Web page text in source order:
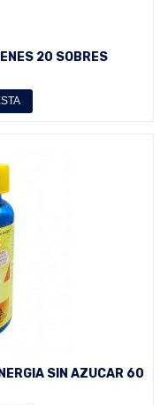
20 SOBRES
SIN AZUCAR 60